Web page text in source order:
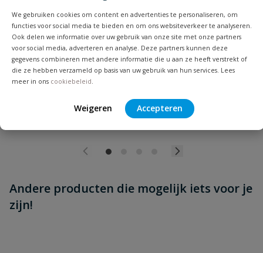
We gebruiken cookies om content en advertenties te personaliseren, om
functies voor social media te bieden en om ons websiteverkeer te analyseren.
Ook delen we informatie over uw gebruik van onze site met onze partners
voor social media, adverteren en analyse. Deze partners kunnen deze
gegevens combineren met andere informatie die u aan ze heeft verstrekt of
die ze hebben verzameld op basis van uw gebruik van hun services. Lees
meer in ons cookiebeleid
Weigeren Accepteren
Vezelversterkte afdichtingsband voor schroefdraadverbindingen,
nastelbaar >180°.
Op voorraad
Andere producten die mogelijk iets voor je
zijn!